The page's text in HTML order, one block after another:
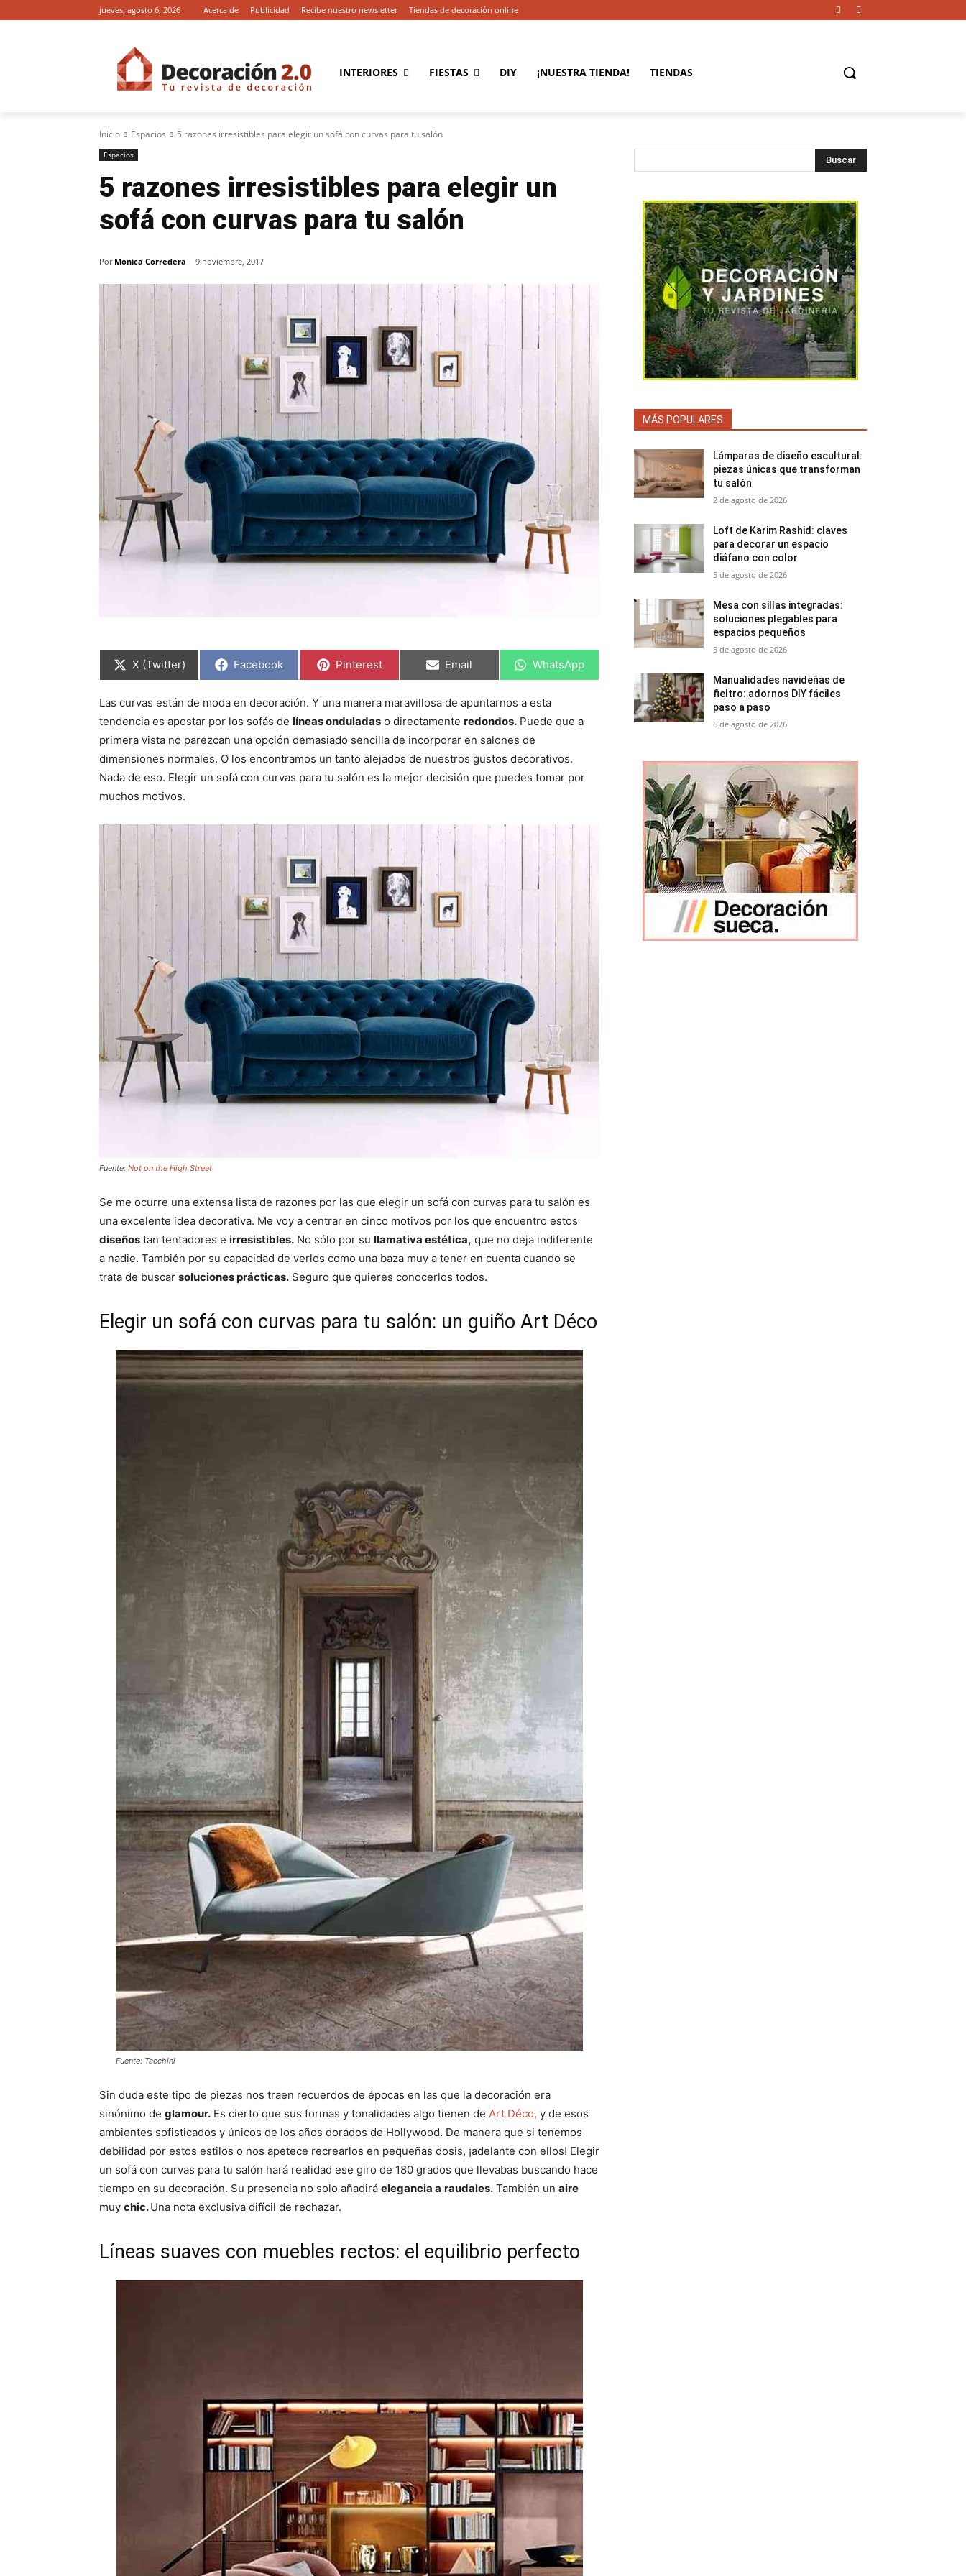
jueves, agosto 6, 2026 Acerca de Publicidad Recibe nuestro newsletter Tiendas de decoración online
INTERIORES FIESTAS DIY ¡NUESTRA TIENDA! TIENDAS
Inicio Espacios 5 razones irresistibles para elegir un sofá con curvas para tu salón
Espacios
5 razones irresistibles para elegir un
sofá con curvas para tu salón
Por Monica Corredera 9 noviembre, 2017
C
a
r
t
i
e
n
X (Twitter) C
a
r
t
i
e
n
Facebook C
a
r
t
i
e
n
Pinterest C
p
a
r
t
i
e
n
Email C
a
r
t
i
e
n
WhatsApp
Las curvas están de moda en decoración. Y una manera maravillosa de apuntarnos a esta
tendencia es apostar por los sofás de líneas onduladas o directamente redondos. Puede que a
primera vista no parezcan una opción demasiado sencilla de incorporar en salones de
dimensiones normales. O los encontramos un tanto alejados de nuestros gustos decorativos.
Nada de eso. Elegir un sofá con curvas para tu salón es la mejor decisión que puedes tomar por
muchos motivos.
Fuente: Not on the High Street
Se me ocurre una extensa lista de razones por las que elegir un sofá con curvas para tu salón es
una excelente idea decorativa. Me voy a centrar en cinco motivos por los que encuentro estos
diseños tan tentadores e irresistibles. No sólo por su llamativa estética, que no deja indiferente
a nadie. También por su capacidad de verlos como una baza muy a tener en cuenta cuando se
trata de buscar soluciones prácticas. Seguro que quieres conocerlos todos.
Elegir un sofá con curvas para tu salón: un guiño Art Déco
Fuente: Tacchini
Sin duda este tipo de piezas nos traen recuerdos de épocas en las que la decoración era
sinónimo de glamour. Es cierto que sus formas y tonalidades algo tienen de Art Déco, y de esos
ambientes sofisticados y únicos de los años dorados de Hollywood. De manera que si tenemos
debilidad por estos estilos o nos apetece recrearlos en pequeñas dosis, ¡adelante con ellos! Elegir
un sofá con curvas para tu salón hará realidad ese giro de 180 grados que llevabas buscando hace
tiempo en su decoración. Su presencia no solo añadirá elegancia a raudales. También un aire
muy chic.Una nota exclusiva difícil de rechazar.
Líneas suaves con muebles rectos: el equilibrio perfecto
Buscar
MÁS POPULARES
Lámparas de diseño escultural:
piezas únicas que transforman
tu salón
2 de agosto de 2026
Loft de Karim Rashid: claves
para decorar un espacio
diáfano con color
5 de agosto de 2026
Mesa con sillas integradas:
soluciones plegables para
espacios pequeños
5 de agosto de 2026
Manualidades navideñas de
fieltro: adornos DIY fáciles
paso a paso
6 de agosto de 2026